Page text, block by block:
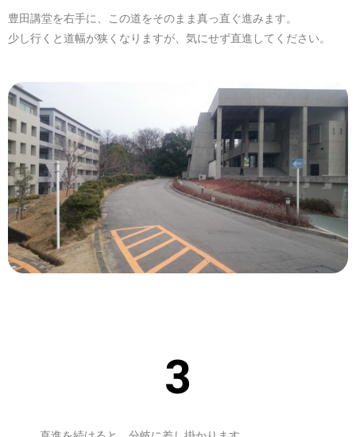
豊田講堂を右手に、この道をそのまま真っ直ぐ進みます。
少し行くと道幅が狭くなりますが、気にせず直進してください。
3